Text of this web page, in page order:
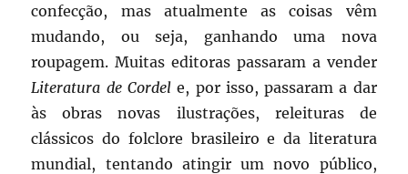
confecção, mas atualmente as coisas vêm
mudando, ou seja, ganhando uma nova
roupagem. Muitas editoras passaram a vender
Literatura de Cordele, por isso, passaram a dar
às obras novas ilustrações, releituras de
clássicos do folclore brasileiro e da literatura
mundial, tentando atingir um novo público,